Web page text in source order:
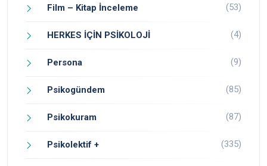
Film – Kitap İnceleme (53)
HERKES İÇİN PSİKOLOJİ (4)
Persona (9)
Psikogündem (85)
Psikokuram (87)
Psikolektif + (335)